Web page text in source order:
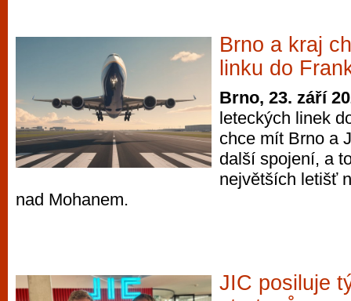
Brno a kraj
linku do
Brno, 23. září
leteckých linek
chce mít Brno a
další spojení, a
největších letišť
nad Mohanem.
JIC posiluje